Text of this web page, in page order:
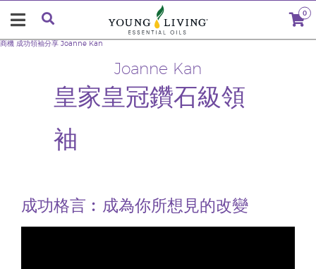
0
Joanne Kan
皇家皇冠鑽石級領
袖
商機 成功領袖分享 Joanne Kan
成功格言︰成為你所想見的改變